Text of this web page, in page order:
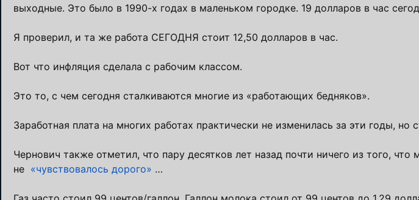
выходные. Это было в 1990-х годах в маленьком городке. 19 долларов в час
Я проверил, и та же работа СЕГОДНЯ стоит 12,50 долларов в час.
Вот что инфляция сделала с рабочим классом.
Это то, с чем сегодня сталкиваются многие из «работающих бедняков».
Заработная плата на многих работах практически не изменилась за эти годы, но
Чернович также отметил, что пару десятков лет назад почти ничего из того, что
не «чувствовалось дорого» …